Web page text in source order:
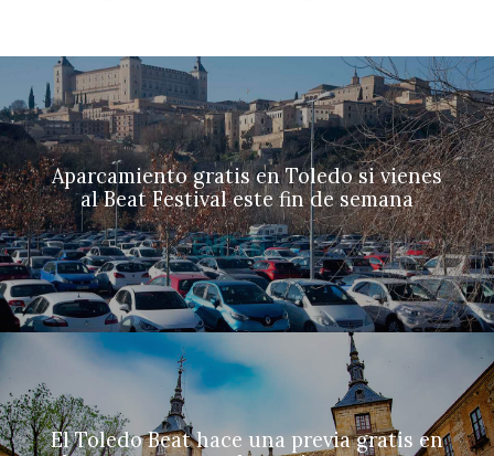
Aparcamiento gratis en Toledo si vienes
al Beat Festival este fin de semana
El Toledo Beat hace una previa gratis en